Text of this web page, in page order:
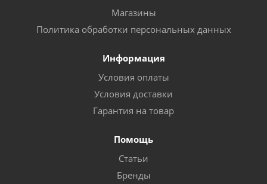
Магазины
Политика обработки персональных данных
Информация
Условия оплаты
Условия доставки
Гарантия на товар
Помощь
Статьи
Бренды